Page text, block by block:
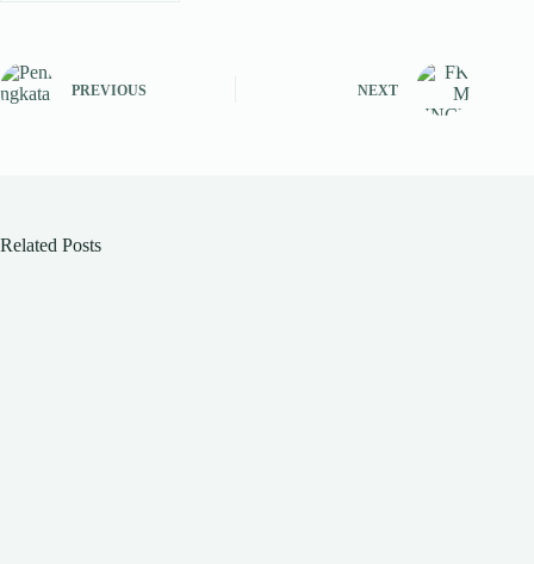
PREVIOUS NEXT
Related Posts